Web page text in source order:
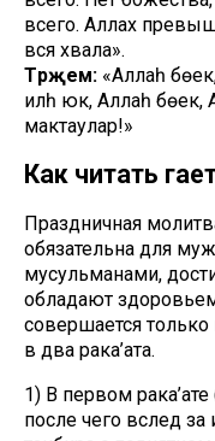
всего. Аллах
вся хвала».
Тәрҗемә: «Аллаһ
иләһ юк, Аллаһ бөек,
мактаулар!»
Как читать
Праздничная
обязательна для
мусульманами,
обладают
совершается только
в два рака’ата.
1) В первом рака’ате
после чего вслед